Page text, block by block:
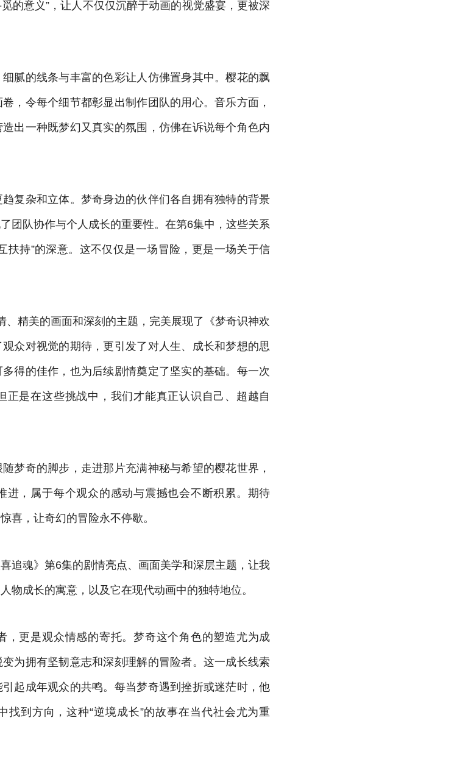
的意义”，让人不仅仅沉醉于动画的视觉盛宴，更被深
腻的线条与丰富的色彩让人仿佛置身其中。樱花的飘
，令每个细节都彰显出制作团队的用心。音乐方面，
出一种既梦幻又真实的氛围，仿佛在诉说每个角色内
复杂和立体。梦奇身边的伙伴们各自拥有独特的背景
团队协作与个人成长的重要性。在第6集中，这些关系
扶持”的深意。这不仅仅是一场冒险，更是一场关于信
、精美的画面和深刻的主题，完美展现了《梦奇识神欢
众对视觉的期待，更引发了对人生、成长和梦想的思
得的佳作，也为后续剧情奠定了坚实的基础。每一次
正是在这些挑战中，我们才能真正认识自己、超越自
梦奇的脚步，走进那片充满神秘与希望的樱花世界，
进，属于每个观众的感动与震撼也会不断积累。期待
喜，让奇幻的冒险永不停歇。
追魂》第6集的剧情亮点、画面美学和深层主题，让我
物成长的寓意，以及它在现代动画中的独特地位。
，更是观众情感的寄托。梦奇这个角色的塑造尤为成
为拥有坚韧意志和深刻理解的冒险者。这一成长线索
起成年观众的共鸣。每当梦奇遇到挫折或迷茫时，他
找到方向，这种“逆境成长”的故事在当代社会尤为重